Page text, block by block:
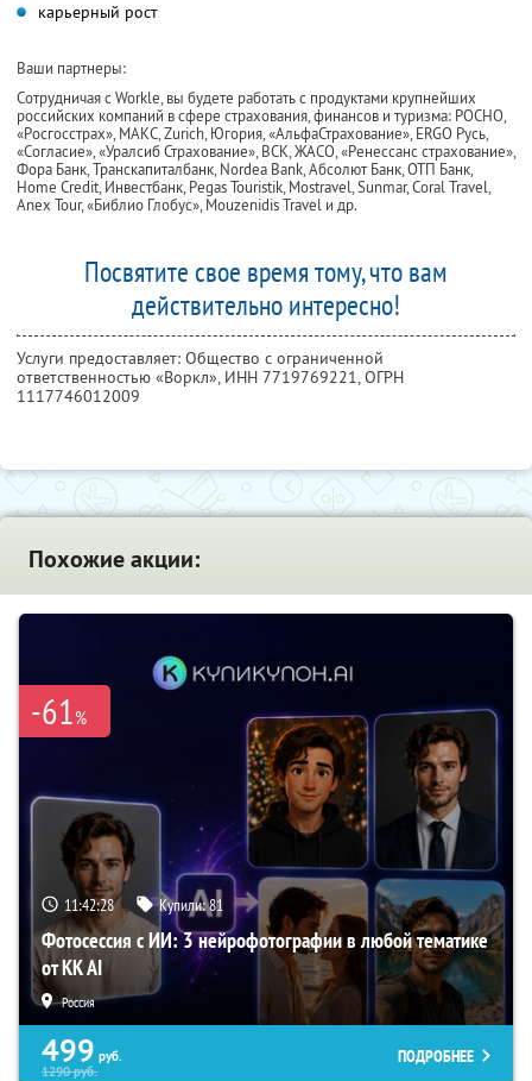
карьерный рост
Ваши партнеры:
Сотрудничая с Workle, вы будете работать с продуктами крупнейших
российских компаний в сфере страхования, финансов и туризма: РОСНО,
«Росгосстрах», МАКС, Zurich, Югория, «АльфаСтрахование», ERGO Русь,
«Согласие», «Уралсиб Страхование», ВСК, ЖАСО, «Ренессанс страхование»,
Фора Банк, Транскапиталбанк, Nordea Bank, Абсолют Банк, ОТП Банк,
Home Credit, Инвестбанк, Pegas Touristik, Mostravel, Sunmar, Coral Travel,
Anex Tour, «Библио Глобус», Mouzenidis Travel и др.
Посвятите свое время тому, что вам
действительно интересно!
Услуги предоставляет: Общество с ограниченной
ответственностью «Воркл», ИНН 7719769221, ОГРН
1117746012009
Похожие акции:
-61%
11:42:27 Купили:81
Фотосессия с ИИ: 3 нейрофотографии в любой тематике
от KK AI
Россия
499 руб.
1290руб.
ПОДРОБНЕЕ